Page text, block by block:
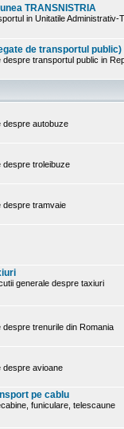
TRANSNISTRIA
in Unitatile
de transportul public)
despre transportul public in
despre autobuze
despre troleibuze
despre tramvaie
generale despre taxiuri
despre trenurile din Romania
despre avioane
pe cablu
funiculare, telescaune